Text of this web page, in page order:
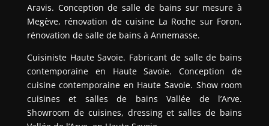
Aravis. Conception de salle de bains sur mesure à
Megève, rénovation de cuisine La Roche sur Foron,
rénovation de salle de bains à Annemasse.
Cuisiniste Haute Savoie. Fabricant de salle de bains
contemporaine en Haute Savoie. Conception de
cuisine contemporaine en Haute Savoie. Show room
cuisines et salles de bains Vallée de l’Arve.
Showroom de cuisines, dressing et salles de bains